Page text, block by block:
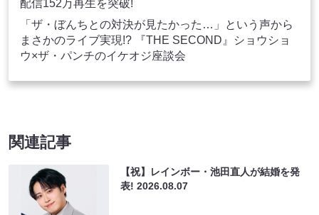
配信152万再生を突破!
「ザ・ぼんちとの対決が見たかった…」という声から
まさかのライブ実現!? 『THE SECOND』ショウショ
ウ×ザ・パンチのイケオジ座談会
関連記事
【祝】レインボー・池田直人が結婚を発
表!2026.08.07